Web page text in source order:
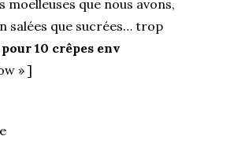
moelleuses que nous avons,
salées que sucrées… trop
10 crêpes env
» ]